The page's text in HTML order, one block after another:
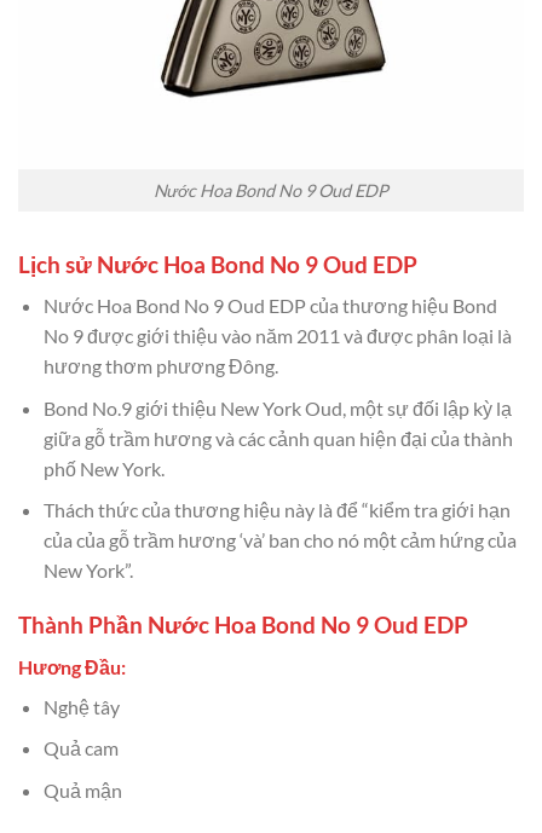
Nước Hoa Bond No 9 Oud EDP
Lịch sử Nước Hoa Bond No 9 Oud EDP
Nước Hoa Bond No 9 Oud EDP của thương hiệu Bond
No 9 được giới thiệu vào năm 2011 và được phân loại là
hương thơm phương Đông.
Bond No.9 giới thiệu New York Oud, một sự đối lập kỳ lạ
giữa gỗ trầm hương và các cảnh quan hiện đại của thành
phố New York.
Thách thức của thương hiệu này là để “kiểm tra giới hạn
của của gỗ trầm hương ‘và’ ban cho nó một cảm hứng của
New York”.
Thành Phần Nước Hoa Bond No 9 Oud EDP
Hương Đầu:
Nghệ tây
Quả cam
Quả mận